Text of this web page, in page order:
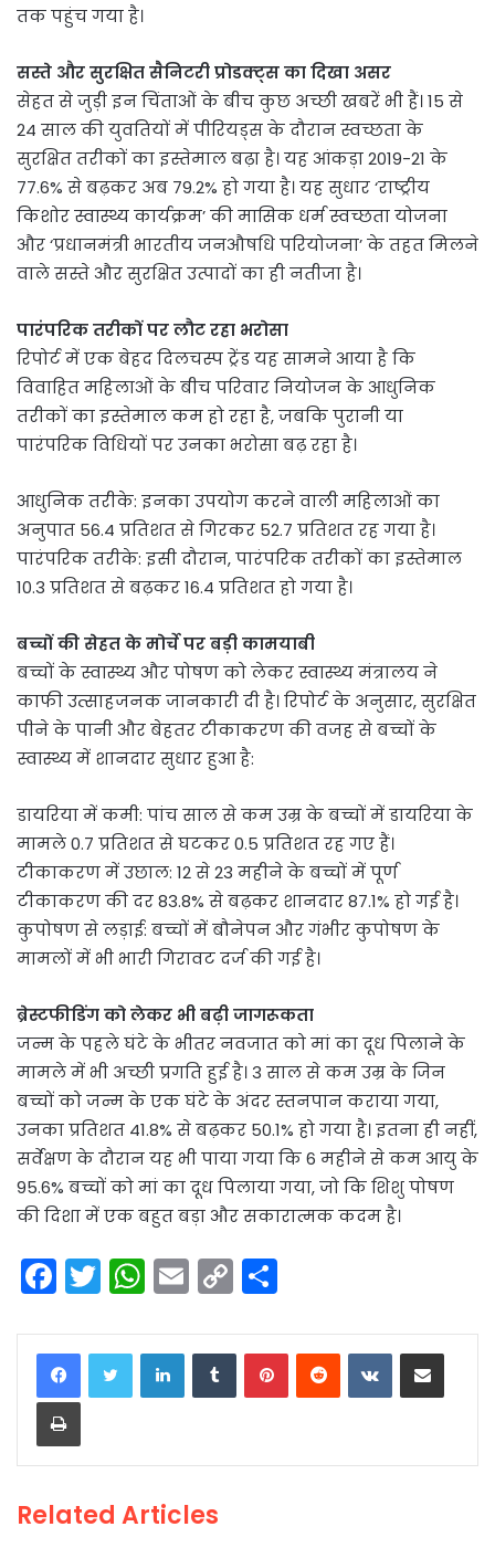
तक पहुंच गया है।
सस्ते और सुरक्षित सैनिटरी प्रोडक्ट्स का दिखा असर
सेहत से जुड़ी इन चिंताओं के बीच कुछ अच्छी खबरें भी हैं। 15 से
24 साल की युवतियों में पीरियड्स के दौरान स्वच्छता के
सुरक्षित तरीकों का इस्तेमाल बढ़ा है। यह आंकड़ा 2019-21 के
77.6% से बढ़कर अब 79.2% हो गया है। यह सुधार ‘राष्ट्रीय
किशोर स्वास्थ्य कार्यक्रम’ की मासिक धर्म स्वच्छता योजना
और ‘प्रधानमंत्री भारतीय जनऔषधि परियोजना’ के तहत मिलने
वाले सस्ते और सुरक्षित उत्पादों का ही नतीजा है।
पारंपरिक तरीकों पर लौट रहा भरोसा
रिपोर्ट में एक बेहद दिलचस्प ट्रेंड यह सामने आया है कि
विवाहित महिलाओं के बीच परिवार नियोजन के आधुनिक
तरीकों का इस्तेमाल कम हो रहा है, जबकि पुरानी या
पारंपरिक विधियों पर उनका भरोसा बढ़ रहा है।
आधुनिक तरीके: इनका उपयोग करने वाली महिलाओं का
अनुपात 56.4 प्रतिशत से गिरकर 52.7 प्रतिशत रह गया है।
पारंपरिक तरीके: इसी दौरान, पारंपरिक तरीकों का इस्तेमाल
10.3 प्रतिशत से बढ़कर 16.4 प्रतिशत हो गया है।
बच्चों की सेहत के मोर्चे पर बड़ी कामयाबी
बच्चों के स्वास्थ्य और पोषण को लेकर स्वास्थ्य मंत्रालय ने
काफी उत्साहजनक जानकारी दी है। रिपोर्ट के अनुसार, सुरक्षित
पीने के पानी और बेहतर टीकाकरण की वजह से बच्चों के
स्वास्थ्य में शानदार सुधार हुआ है:
डायरिया में कमी: पांच साल से कम उम्र के बच्चों में डायरिया के
मामले 0.7 प्रतिशत से घटकर 0.5 प्रतिशत रह गए हैं।
टीकाकरण में उछाल: 12 से 23 महीने के बच्चों में पूर्ण
टीकाकरण की दर 83.8% से बढ़कर शानदार 87.1% हो गई है।
कुपोषण से लड़ाई: बच्चों में बौनेपन और गंभीर कुपोषण के
मामलों में भी भारी गिरावट दर्ज की गई है।
ब्रेस्टफीडिंग को लेकर भी बढ़ी जागरूकता
जन्म के पहले घंटे के भीतर नवजात को मां का दूध पिलाने के
मामले में भी अच्छी प्रगति हुई है। 3 साल से कम उम्र के जिन
बच्चों को जन्म के एक घंटे के अंदर स्तनपान कराया गया,
उनका प्रतिशत 41.8% से बढ़कर 50.1% हो गया है। इतना ही नहीं,
सर्वेक्षण के दौरान यह भी पाया गया कि 6 महीने से कम आयु के
95.6% बच्चों को मां का दूध पिलाया गया, जो कि शिशु पोषण
की दिशा में एक बहुत बड़ा और सकारात्मक कदम है।
F
a
c
e
b
o
k
T
w
itt
er
W
h
a
ts
p
E
m
ai
C
o
p
n
ar
LinkedInTumblrPinterestReddit VKontakteShare via Email
Print
Related Articles